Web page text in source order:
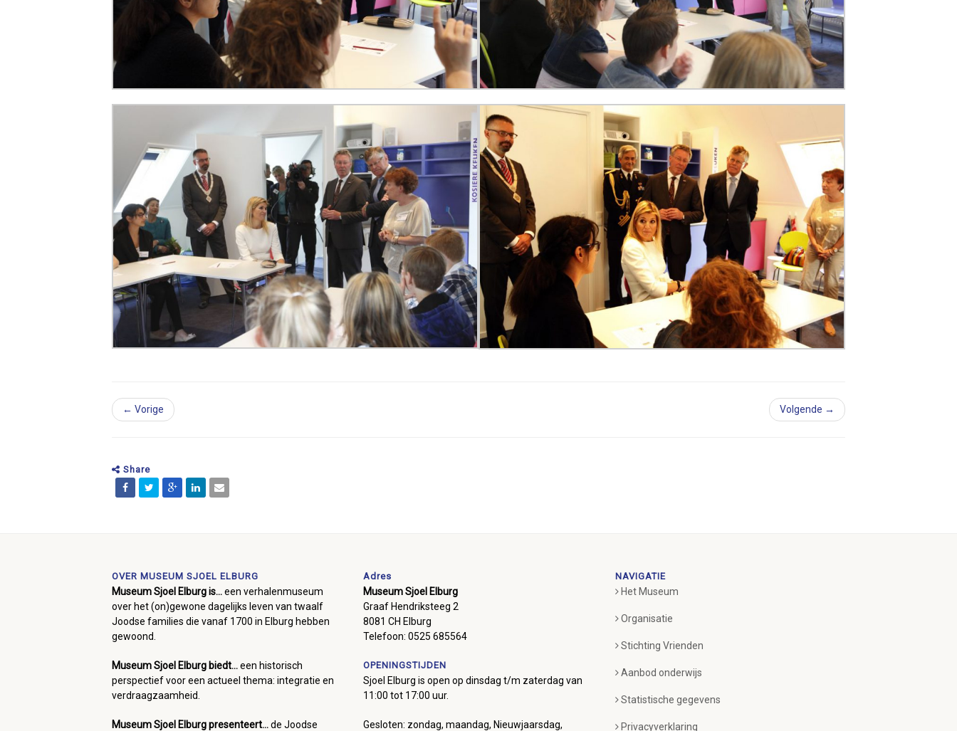
← Vorige Volgende →
Share
OVER MUSEUM SJOEL ELBURG
Museum Sjoel Elburg is...een verhalenmuseum
over het (on)gewone dagelijks leven van twaalf
Joodse families die vanaf 1700 in Elburg hebben
gewoond.
Museum Sjoel Elburg biedt...een historisch
perspectief voor een actueel thema: integratie en
verdraagzaamheid.
Museum Sjoel Elburg presenteert...de Joodse
Adres
Museum Sjoel Elburg
Graaf Hendriksteeg 2
8081 CH Elburg
Telefoon: 0525 685564
OPENINGSTIJDEN
Sjoel Elburg is open op dinsdag t/m zaterdag van
11:00 tot 17:00 uur.
Gesloten: zondag, maandag, Nieuwjaarsdag,
NAVIGATIE
Het Museum
Organisatie
Stichting Vrienden
Aanbod onderwijs
Statistische gegevens
Privacyverklaring